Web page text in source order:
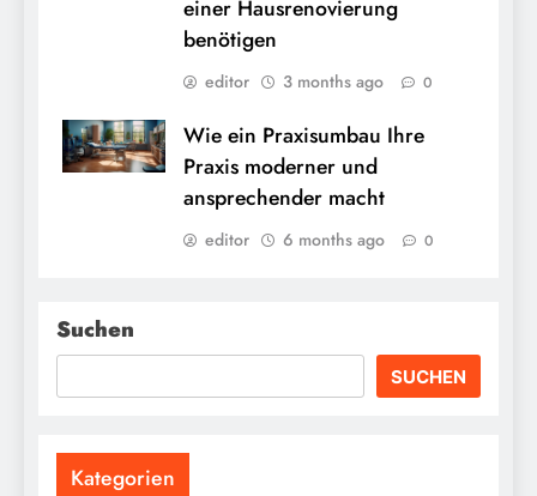
einer Hausrenovierung
benötigen
editor 3 months ago 0
Wie ein Praxisumbau Ihre
Praxis moderner und
ansprechender macht
editor 6 months ago 0
Suchen
SUCHEN
Kategorien